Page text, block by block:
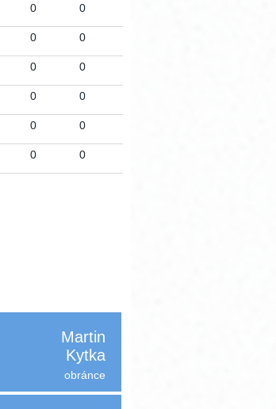
0 0
0 0
0 0
0 0
0 0
0 0
Martin
Kytka
obránce